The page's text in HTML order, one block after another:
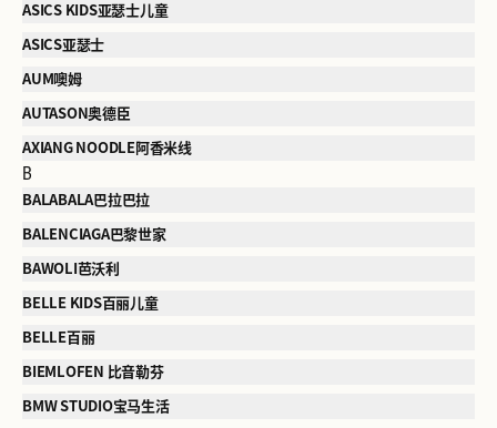
ASICS KIDS亚瑟士儿童
ASICS亚瑟士
AUM噢姆
AUTASON奥德臣
AXIANG NOODLE阿香米线
B
BALABALA巴拉巴拉
BALENCIAGA巴黎世家
BAWOLI芭沃利
BELLE KIDS百丽儿童
BELLE百丽
BIEMLOFEN 比音勒芬
BMW STUDIO宝马生活